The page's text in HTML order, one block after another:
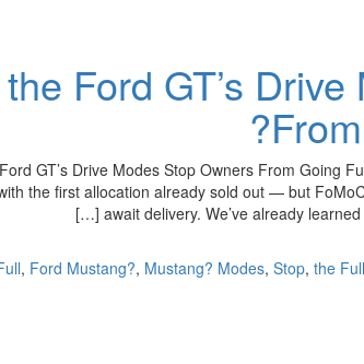
Ford GT’s
GT’s Drive Modes Stop Owners From Going
the first allocation already sold out — but
await delivery. We’ve already
, Ford Mustang?, Mustang? Modes, Stop, the Full